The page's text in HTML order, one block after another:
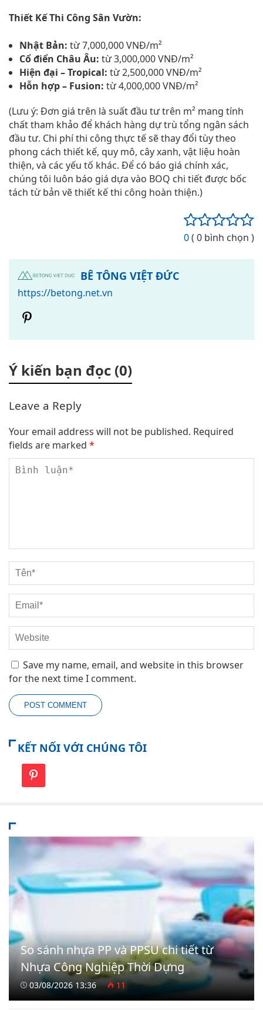
Thiết Kế Thi Công Sân Vườn:
Nhật Bản: từ 7,000,000 VNĐ/m²
Cổ điển Châu Âu: từ 3,000,000 VNĐ/m²
Hiện đại – Tropical: từ 2,500,000 VNĐ/m²
Hỗn hợp – Fusion: từ 4,000,000 VNĐ/m²
(Lưu ý: Đơn giá trên là suất đầu tư trên m² mang tính
chất tham khảo để khách hàng dự trù tổng ngân sách
đầu tư. Chi phí thi công thực tế sẽ thay đổi tùy theo
phong cách thiết kế, quy mô, cây xanh, vật liệu hoàn
thiện, và các yếu tố khác. Để có báo giá chính xác,
chúng tôi luôn báo giá dựa vào BOQ chi tiết được bốc
tách từ bản vẽ thiết kế thi công hoàn thiện.)
0( 0 bình chọn )
BÊ TÔNG VIỆT ĐỨC
https://betong.net.vn
Ý kiến bạn đọc (0)
Leave a Reply
Your email address will not be published. Required
fields are marked *
Save my name, email, and website in this browser
for the next time I comment.
KẾT NỐI VỚI CHÚNG TÔI
So sánh nhựa PP và PPSU chi tiết từ
Nhựa Công Nghiệp Thời Dựng
03/08/2026 13:36 11